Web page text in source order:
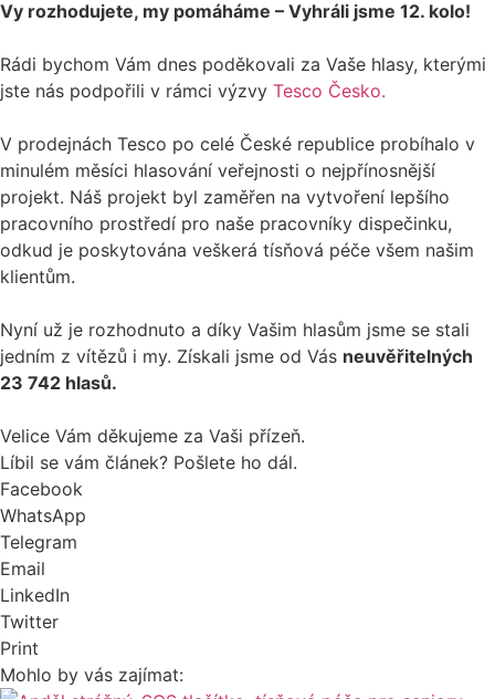
Vy rozhodujete, my pomáháme – Vyhráli jsme 12. kolo!
Rádi bychom Vám dnes poděkovali za Vaše hlasy, kterými
jste nás podpořili v rámci výzvy Tesco Česko.
V prodejnách Tesco po celé České republice probíhalo v
minulém měsíci hlasování veřejnosti o nejpřínosnější
projekt. Náš projekt byl zaměřen na vytvoření lepšího
pracovního prostředí pro naše pracovníky dispečinku,
odkud je poskytována veškerá tísňová péče všem našim
klientům.
Nyní už je rozhodnuto a díky Vašim hlasům jsme se stali
jedním z vítězů i my. Získali jsme od Vás neuvěřitelných
23 742 hlasů.
Velice Vám děkujeme za Vaši přízeň.
Líbil se vám článek? Pošlete ho dál.
Facebook
WhatsApp
Telegram
Email
LinkedIn
Twitter
Print
Mohlo by vás zajímat: